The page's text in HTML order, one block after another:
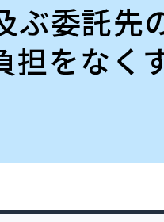
ぶ委託先
担をなく